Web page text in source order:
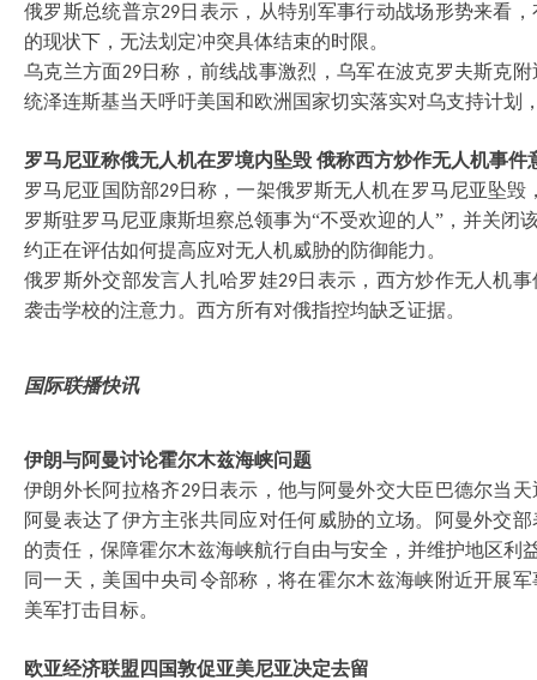
俄罗斯总统普京29日表示，从特别军事行动战场形势来看
的现状下，无法划定冲突具体结束的时限。
乌克兰方面29日称，前线战事激烈，乌军在波克罗夫斯克
统泽连斯基当天呼吁美国和欧洲国家切实落实对乌支持计划
罗马尼亚称俄无人机在罗境内坠毁 俄称西方炒作无人机事件
罗马尼亚国防部29日称，一架俄罗斯无人机在罗马尼亚坠毁
罗斯驻罗马尼亚康斯坦察总领事为“不受欢迎的人”，并关闭
约正在评估如何提高应对无人机威胁的防御能力。
俄罗斯外交部发言人扎哈罗娃29日表示，西方炒作无人机
袭击学校的注意力。西方所有对俄指控均缺乏证据。
国际联播快讯
伊朗与阿曼讨论霍尔木兹海峡问题
伊朗外长阿拉格齐29日表示，他与阿曼外交大臣巴德尔当
阿曼表达了伊方主张共同应对任何威胁的立场。阿曼外交
的责任，保障霍尔木兹海峡航行自由与安全，并维护地区利
同一天，美国中央司令部称，将在霍尔木兹海峡附近开展
美军打击目标。
欧亚经济联盟四国敦促亚美尼亚决定去留